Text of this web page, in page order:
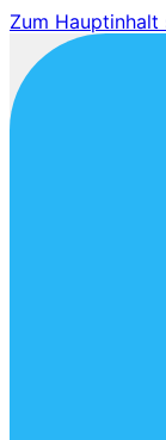
Zum Hauptinhalt